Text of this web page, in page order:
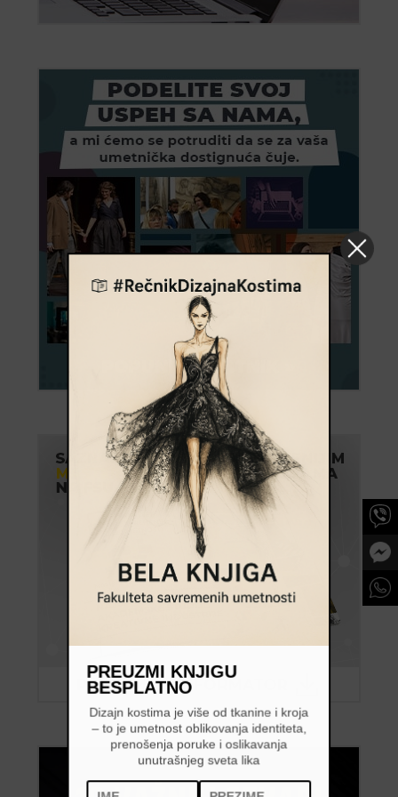
PREUZMI KNJIGU
BESPLATNO
Dizajn kostima je više od tkanine i kroja
– to je umetnost oblikovanja identiteta,
prenošenja poruke i oslikavanja
unutrašnjeg sveta lika